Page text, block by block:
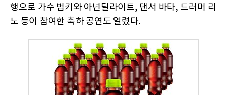
행으로 가수 범키와 아넌딜라이트, 댄서 바타, 드러머 리
노 등이 참여한 축하 공연도 열렸다.